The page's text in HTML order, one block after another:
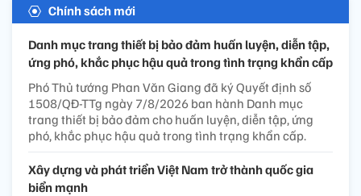
Chính sách mới
Danh mục trang thiết bị bảo đảm huấn luyện, diễn tập,
ứng phó, khắc phục hậu quả trong tình trạng khẩn cấp
Phó Thủ tướng Phan Văn Giang đã ký Quyết định số
1508/QĐ-TTg ngày 7/8/2026 ban hành Danh mục
trang thiết bị bảo đảm cho huấn luyện, diễn tập, ứng
phó, khắc phục hậu quả trong tình trạng khẩn cấp.
Xây dựng và phát triển Việt Nam trở thành quốc gia
biển mạnh